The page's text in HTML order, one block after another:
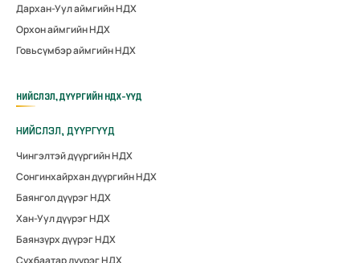
Дархан-Уул аймгийн НДХ
Орхон аймгийн НДХ
Говьсүмбэр аймгийн НДХ
НИЙСЛЭЛ, ДҮҮРГИЙН НДХ-ҮҮД
НИЙСЛЭЛ, ДҮҮРГҮҮД
Чингэлтэй дүүргийн НДХ
Сонгинхайрхан дүүргийн НДХ
Баянгол дүүрэг НДХ
Хан-Уул дүүрэг НДХ
Баянзүрх дүүрэг НДХ
Сүхбаатар дүүрэг НДХ